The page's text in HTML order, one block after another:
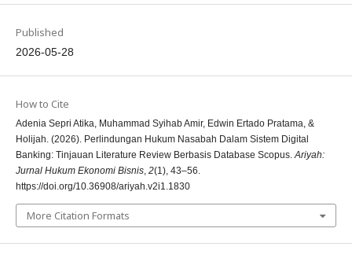
Published
2026-05-28
How to Cite
Adenia Sepri Atika, Muhammad Syihab Amir, Edwin Ertado Pratama, &
Holijah. (2026). Perlindungan Hukum Nasabah Dalam Sistem Digital
Banking: Tinjauan Literature Review Berbasis Database Scopus.Ariyah:
Jurnal Hukum Ekonomi Bisnis, 2(1), 43–56.
https://doi.org/10.36908/ariyah.v2i1.1830
More Citation Formats